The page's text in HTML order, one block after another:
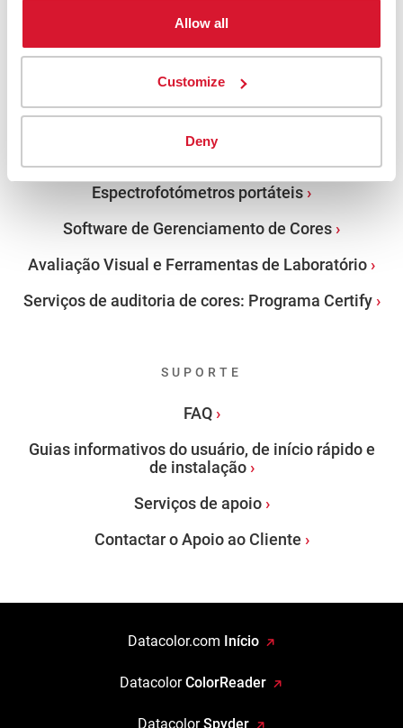
Allow all
Customize
Deny
O essencial da ciência da cor
PRODUTOS
Espectrofotómetros portáteis
Software de Gerenciamento de Cores
Avaliação Visual e Ferramentas de Laboratório
Serviços de auditoria de cores: Programa Certify
SUPORTE
FAQ
Guias informativos do usuário, de início rápido e
de instalação
Serviços de apoio
Contactar o Apoio ao Cliente
Datacolor.com Início
DatacolorColorReader
DatacolorSpyder